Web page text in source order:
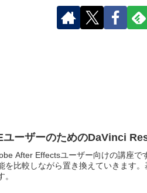
ユーザーのためのDaVinci
After Effectsユーザー向けの講座
を比較しながら置き換えていきます
。